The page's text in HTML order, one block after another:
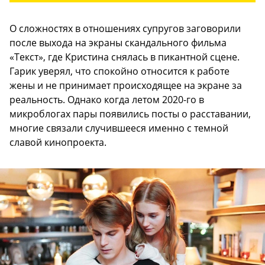
О сложностях в отношениях супругов заговорили
после выхода на экраны скандального фильма
«Текст», где Кристина снялась в пикантной сцене.
Гарик уверял, что спокойно относится к работе
жены и не принимает происходящее на экране за
реальность. Однако когда летом 2020-го в
микроблогах пары появились посты о расставании,
многие связали случившееся именно с темной
славой кинопроекта.